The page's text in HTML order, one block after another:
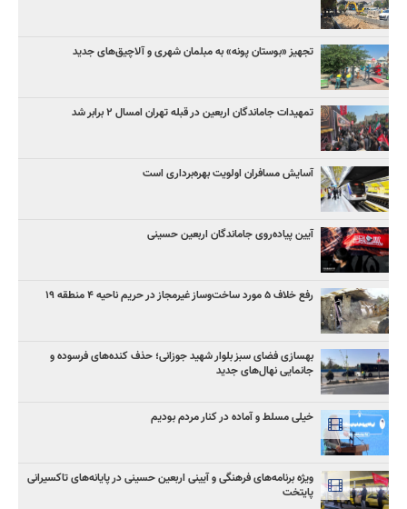
تجهیز «بوستان پونه» به مبلمان شهری و آلاچیق‌های جدید
تمهیدات جاماندگان اربعین در قبله تهران امسال ۲ برابر شد
آسایش مسافران اولویت بهره‌برداری است
آیین پیاده‌روی جاماندگان اربعین حسینی
رفع خلاف ۵ مورد ساخت‌وساز غیرمجاز در حریم ناحیه ۴ منطقه ۱۹
بهسازی فضای سبز بلوار شهید جوزانی؛ حذف کنده‌های فرسوده و
جانمایی نهال‌های جدید
خیلی مسلط و آماده در کنار مردم بودیم
ویژه برنامه‌های فرهنگی و آیینی اربعین حسینی در پایانه‌های تاکسیرانی
پایتخت